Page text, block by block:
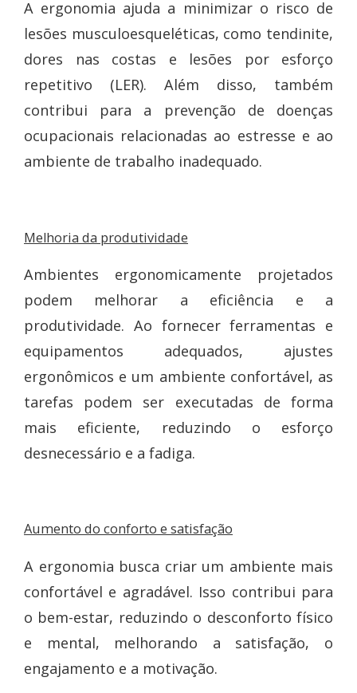
A ergonomia ajuda a minimizar o risco de
lesões musculoesqueléticas, como tendinite,
dores nas costas e lesões por esforço
repetitivo (LER). Além disso, também
contribui para a prevenção de doenças
ocupacionais relacionadas ao estresse e ao
ambiente de trabalho inadequado.
Melhoria da produtividade
Ambientes ergonomicamente projetados
podem melhorar a eficiência e a
produtividade. Ao fornecer ferramentas e
equipamentos adequados, ajustes
ergonômicos e um ambiente confortável, as
tarefas podem ser executadas de forma
mais eficiente, reduzindo o esforço
desnecessário e a fadiga.
Aumento do conforto e satisfação
A ergonomia busca criar um ambiente mais
confortável e agradável. Isso contribui para
o bem-estar, reduzindo o desconforto físico
e mental, melhorando a satisfação, o
engajamento e a motivação.